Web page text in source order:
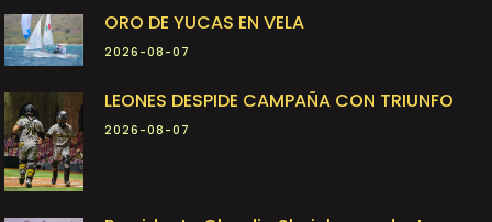
ORO DE YUCAS EN VELA
2026-08-07
LEONES DESPIDE CAMPAÑA CON TRIUNFO
2026-08-07